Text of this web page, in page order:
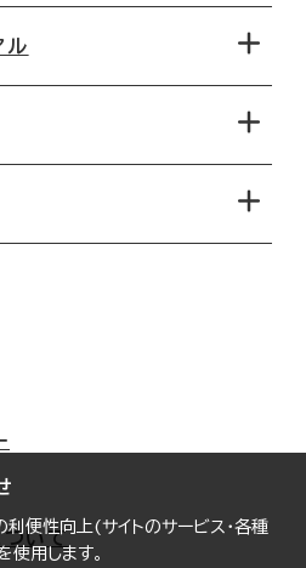
利便性向上(サイトのサービス・各種
用します。
ル
ョン
いて